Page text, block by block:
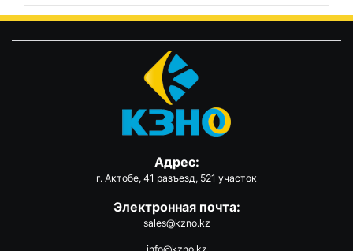
Адрес:
г. Актобе, 41 разъезд, 521 участок
Электронная почта:
sales@kzno.kz